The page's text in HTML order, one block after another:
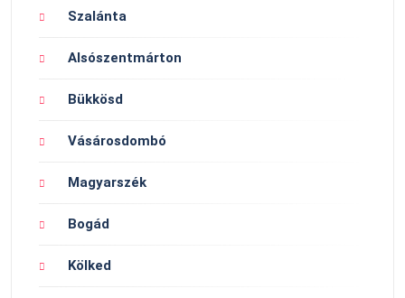
Szalánta
Alsószentmárton
Bükkösd
Vásárosdombó
Magyarszék
Bogád
Kölked